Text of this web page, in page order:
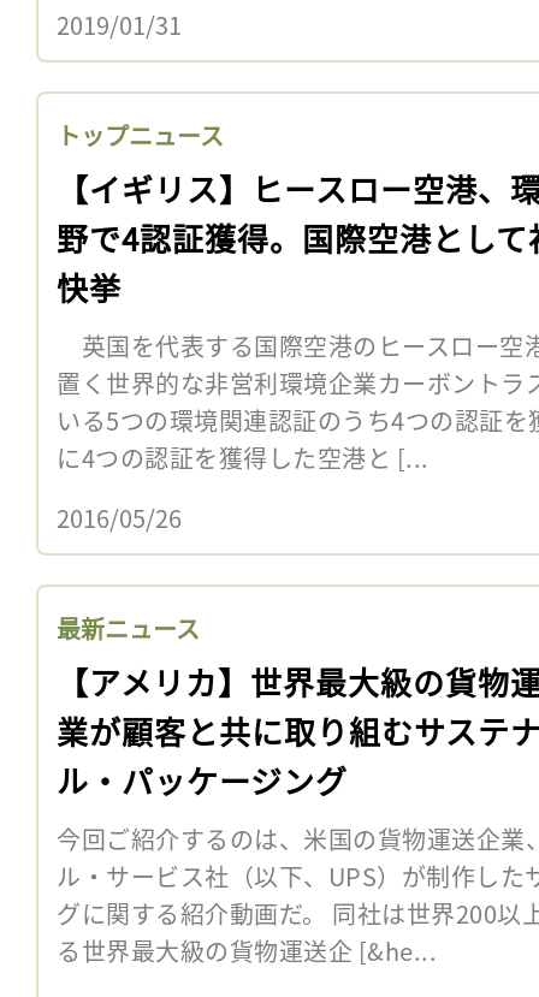
2019/01/31
トップニュース
【イギリス】ヒースロー空港、
野で4認証獲得。国際空港として
快挙
英国を代表する国際空港のヒースロー空
置く世界的な非営利環境企業カーボントラ
いる5つの環境関連認証のうち4つの認証
に4つの認証を獲得した空港と [...
2016/05/26
最新ニュース
【アメリカ】世界最大級の貨物
業が顧客と共に取り組むサステ
ル・パッケージング
今回ご紹介するのは、米国の貨物運送企業
ル・サービス社（以下、UPS）が制作し
グに関する紹介動画だ。 同社は世界200以
る世界最大級の貨物運送企 [&he...